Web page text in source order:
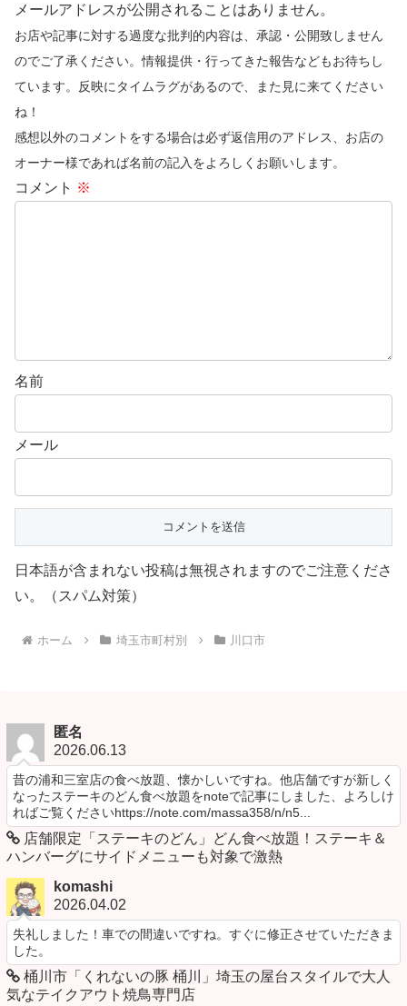
メールアドレスが公開されることはありません。
お店や記事に対する過度な批判的内容は、承認・公開致しません
のでご了承ください。情報提供・行ってきた報告などもお待ちし
ています。反映にタイムラグがあるので、また見に来てください
ね！
感想以外のコメントをする場合は必ず返信用のアドレス、お店の
オーナー様であれば名前の記入をよろしくお願いします。
コメント ※
名前
メール
日本語が含まれない投稿は無視されますのでご注意くださ
い。（スパム対策）
ホーム 埼玉市町村別 川口市
匿名
2026.06.13
昔の浦和三室店の食べ放題、懐かしいですね。他店舗ですが新しく
なったステーキのどん食べ放題をnoteで記事にしました、よろしけ
ればご覧くださいhttps://note.com/massa358/n/n5...
店舗限定「ステーキのどん」どん食べ放題！ステーキ＆
ハンバーグにサイドメニューも対象で激熱
komashi
2026.04.02
失礼しました！車での間違いですね。すぐに修正させていただきま
した。
桶川市「くれないの豚 桶川」埼玉の屋台スタイルで大人
気なテイクアウト焼鳥専門店